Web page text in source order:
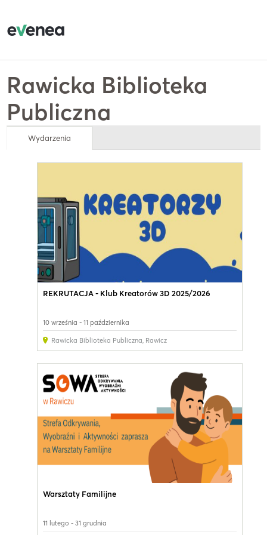
Rawicka Biblioteka
Publiczna
Wydarzenia
REKRUTACJA - Klub Kreatorów 3D 2025/2026
10 września - 11 października
Rawicka Biblioteka Publiczna, Rawicz
Warsztaty Familijne
11 lutego - 31 grudnia